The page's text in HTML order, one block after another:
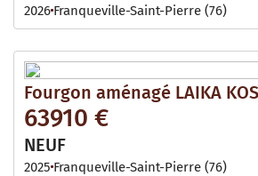
2026 Franqueville-Saint-Pierre (76)
Fourgon aménagé LAIKA
63910 €
NEUF
2025 Franqueville-Saint-Pierre (76)